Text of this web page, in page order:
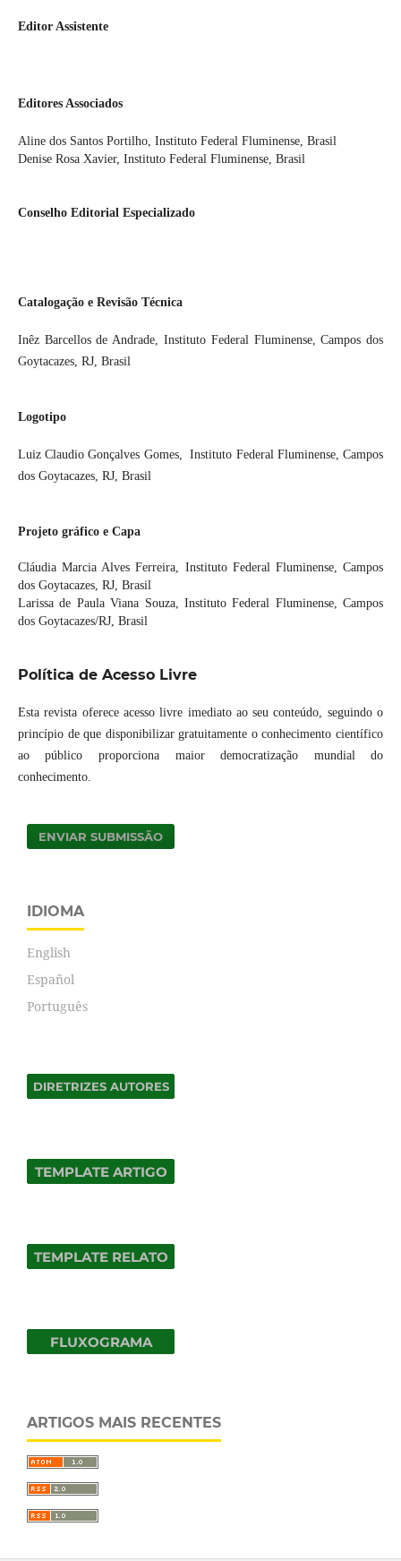
Editor Assistente
Editores Associados
Aline dos Santos Portilho, Instituto Federal Fluminense, Brasil
Denise Rosa Xavier, Instituto Federal Fluminense, Brasil
Conselho Editorial Especializado
Catalogação e Revisão Técnica
Inêz Barcellos de Andrade, Instituto Federal Fluminense, Campos dos
Goytacazes, RJ, Brasil
Logotipo
Luiz Claudio Gonçalves Gomes, Instituto Federal Fluminense, Campos
dos Goytacazes, RJ, Brasil
Projeto gráfico e Capa
Cláudia Marcia Alves Ferreira, Instituto Federal Fluminense, Campos
dos Goytacazes, RJ, Brasil
Larissa de Paula Viana Souza, Instituto Federal Fluminense, Campos
dos Goytacazes/RJ, Brasil
Política de Acesso Livre
Esta revista oferece acesso livre imediato ao seu conteúdo, seguindo o
princípio de que disponibilizar gratuitamente o conhecimento científico
ao público proporciona maior democratização mundial do
conhecimento.
ENVIAR SUBMISSÃO
IDIOMA
English
Español
Português
ARTIGOS MAIS RECENTES